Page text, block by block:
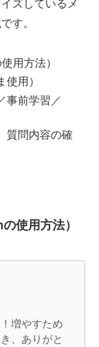
ズしているメ
す。
用方法）
用）
事前学習／
質問内容の確
使用方法）
増やすため
、ありがと